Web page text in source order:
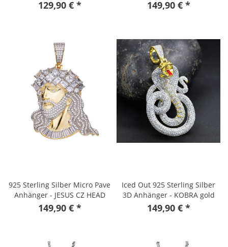
gold
129,90 € *
gold
149,90 € *
925 Sterling Silber Micro Pave
Anhänger - JESUS CZ HEAD
gold
149,90 € *
Iced Out 925 Sterling Silber
3D Anhänger - KOBRA gold
149,90 € *